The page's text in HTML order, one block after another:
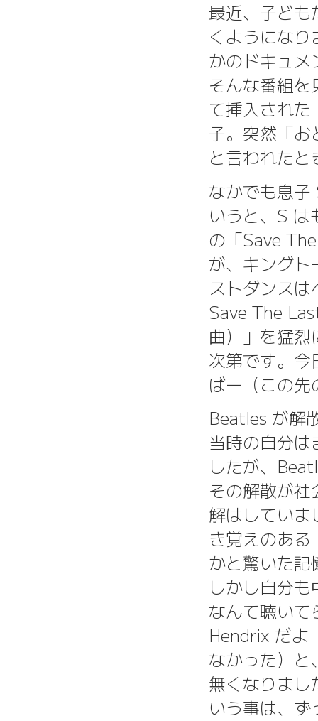
最近、子ど
くようにな
かのドキュ
そんな番組
て挿入され
子。突然「
と言われた
なかでも息
いうと、S
の「Save
が、キング
ストダンス
Save The
曲）」を猛
次第です。
ばー（この
Beatles が解
当時の自分
したが、
その解散が
解はしてい
き覚えのあ
かと驚いた
しかし自分
なんて聴い
Hendrix だよ
なかった）
無くなりま
いう事は、